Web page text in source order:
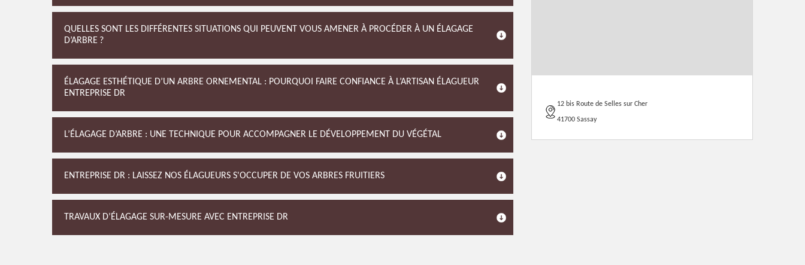
QUELLES SONT LES DIFFÉRENTES SITUATIONS QUI PEUVENT VOUS AMENER À PROCÉDER À UN ÉLAGAGE
D’ARBRE ?
ÉLAGAGE ESTHÉTIQUE D’UN ARBRE ORNEMENTAL : POURQUOI FAIRE CONFIANCE À L’ARTISAN ÉLAGUEUR
ENTREPRISE DR
L’ÉLAGAGE D’ARBRE : UNE TECHNIQUE POUR ACCOMPAGNER LE DÉVELOPPEMENT DU VÉGÉTAL
ENTREPRISE DR : LAISSEZ NOS ÉLAGUEURS S'OCCUPER DE VOS ARBRES FRUITIERS
TRAVAUX D’ÉLAGAGE SUR-MESURE AVEC ENTREPRISE DR
12 bis Route de Selles sur Cher
41700 Sassay